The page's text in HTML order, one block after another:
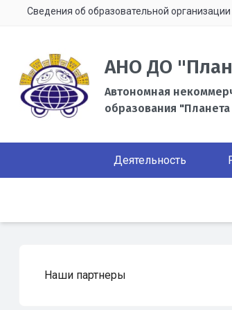
Сведения об образовательной организации
АНО ДО
Автономная
образования
Деятельность
Наши партнеры